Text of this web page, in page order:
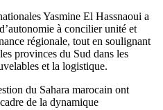
Yasmine El Hassnaoui a
à concilier unité et
régionale, tout en soulignant
provinces du Sud dans les
et la logistique.
du Sahara marocain ont
de la dynamique